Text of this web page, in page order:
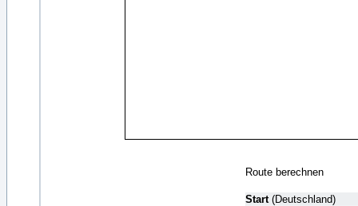
Route berechnen
Start(Deutschland)